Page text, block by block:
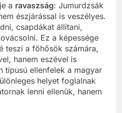
a ravaszság: Jumurdzsák
észjárással is veszélyes.
csapdákat állítani,
Ez a képessége
teszi a főhősök számára,
hanem eszével is
típusú ellenfelek a magyar
helyet foglalnak
lenni ellenük, hanem